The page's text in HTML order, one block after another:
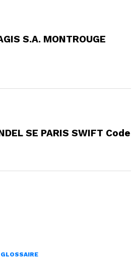
S.A. MONTROUGE
SE PARIS SWIFT Code
GLOSSAIRE